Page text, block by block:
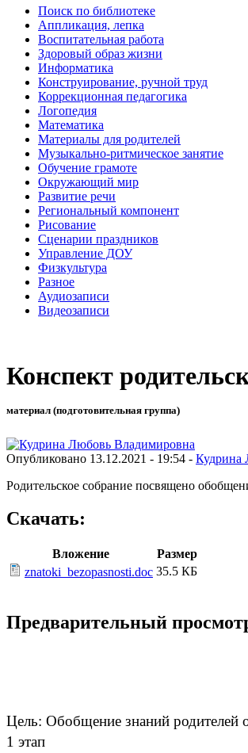
Поиск по библиотеке
Аппликация, лепка
Воспитательная работа
Здоровый образ жизни
Информатика
Конструирование, ручной труд
Коррекционная педагогика
Логопедия
Математика
Материалы для родителей
Музыкально-ритмическое занятие
Обучение грамоте
Окружающий мир
Развитие речи
Региональный компонент
Рисование
Сценарии праздников
Управление ДОУ
Физкультура
Разное
Аудиозаписи
Видеозаписи
Конспект
материал (подготовительная группа)
Опубликовано 13.12.2021 - 19:54 - Кудрина
Родительское собрание посвящено
Скачать:
Вложение
Размер
znatoki_bezopasnosti.doc 35.5 КБ
Предварительный
Цель: Обобщение знаний родителей
1 этап